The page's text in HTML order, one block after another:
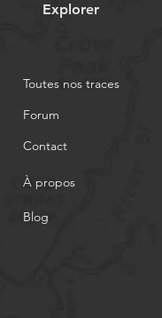
Explorer
Toutes nos traces
Forum
Contact
À propos
Blog